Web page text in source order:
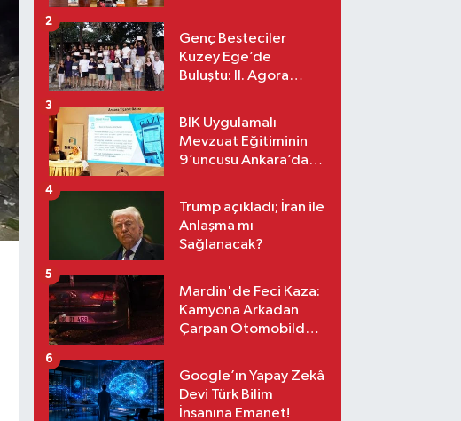
Genç Besteciler
Kuzey Ege’de
Buluştu: II. Agora
Başladı
2
BİK Uygulamalı
Mevzuat Eğitiminin
9’uncusu Ankara’da
3
Trump açıkladı; İran ile
Anlaşma mı
Sağlanacak?
4
Mardin'de Feci Kaza:
Kamyona Arkadan
Çarpan Otomobilde 1
5
Google’ın Yapay Zekâ
Devi Türk Bilim
İnsanına Emanet!
6